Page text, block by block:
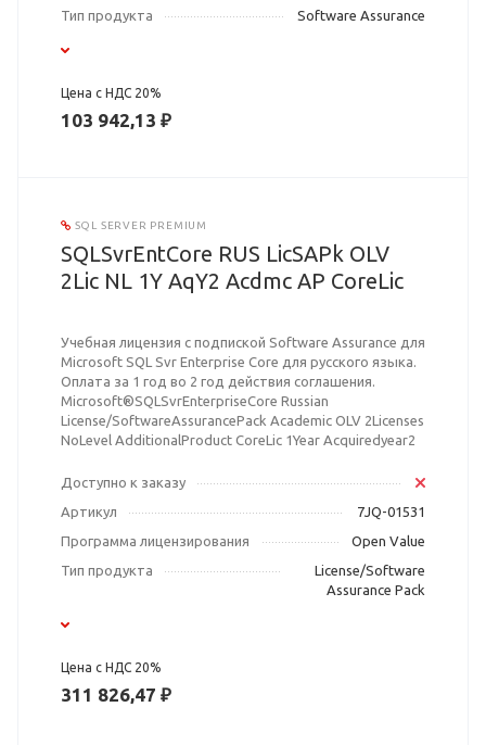
Тип продукта
Software Assurance
Цена с НДС 20%
103 942,13 ₽
SQL SERVER PREMIUM
SQLSvrEntCore RUS LicSAPk OLV
2Lic NL 1Y AqY2 Acdmc AP CoreLic
Учебная лицензия с подпиской Software Assurance для
Microsoft SQL Svr Enterprise Core для русского языка.
Оплата за 1 год во 2 год действия соглашения.
Microsoft®SQLSvrEnterpriseCore Russian
License/SoftwareAssurancePack Academic OLV 2Licenses
NoLevel AdditionalProduct CoreLic 1Year Acquiredyear2
Доступно к заказу
Артикул
7JQ-01531
Программа лицензирования
Open Value
Тип продукта
License/Software
Assurance Pack
Цена с НДС 20%
311 826,47 ₽